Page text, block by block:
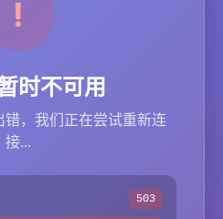
时不可用
，我们正在尝试重新连
接...
503